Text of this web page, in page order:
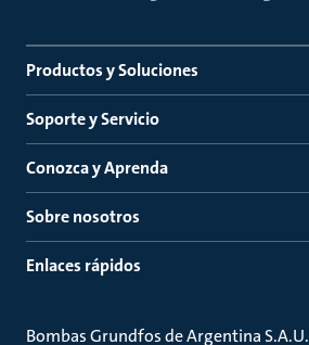
Productos y Soluciones
Soporte y Servicio
Conozca y Aprenda
Sobre nosotros
Enlaces rápidos
Bombas Grundfos de Argentina S.A.U.